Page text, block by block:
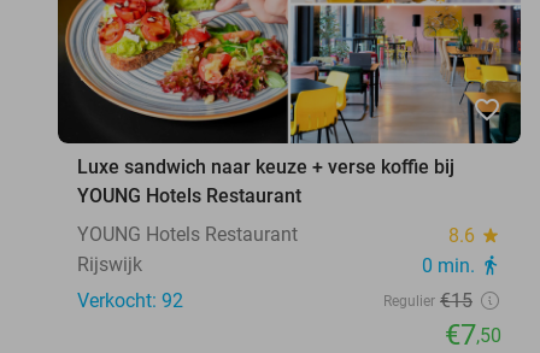
favorite_border
Luxe sandwich naar keuze + verse koffie bij
YOUNG Hotels Restaurant
YOUNG Hotels Restaurant
8.6 star
Rijswijk 0 min. directions_walk
Verkocht: 92 Regulier €15
€7,50